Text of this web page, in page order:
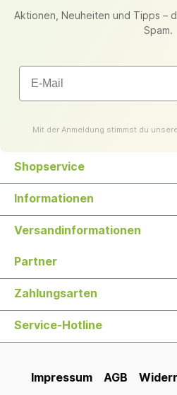
Aktionen, Neuheiten und Tipps –
Spam.
Email
Mit der Anmeldung stimmst du
Shopservice
Informationen
Versandinformationen
Partner
Zahlungsarten
Service-Hotline
Impressum AGB